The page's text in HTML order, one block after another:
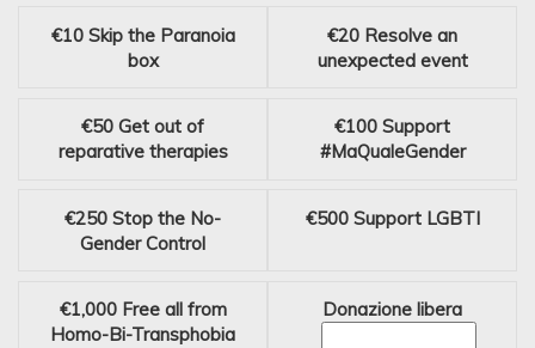
€10 Skip the Paranoia
box
€20 Resolve an
unexpected event
€50 Get out of
reparative therapies
€100 Support
#MaQualeGender
€250 Stop the No-
Gender Control
€500 Support LGBTI
€1,000 Free all from
Homo-Bi-Transphobia
Donazione libera